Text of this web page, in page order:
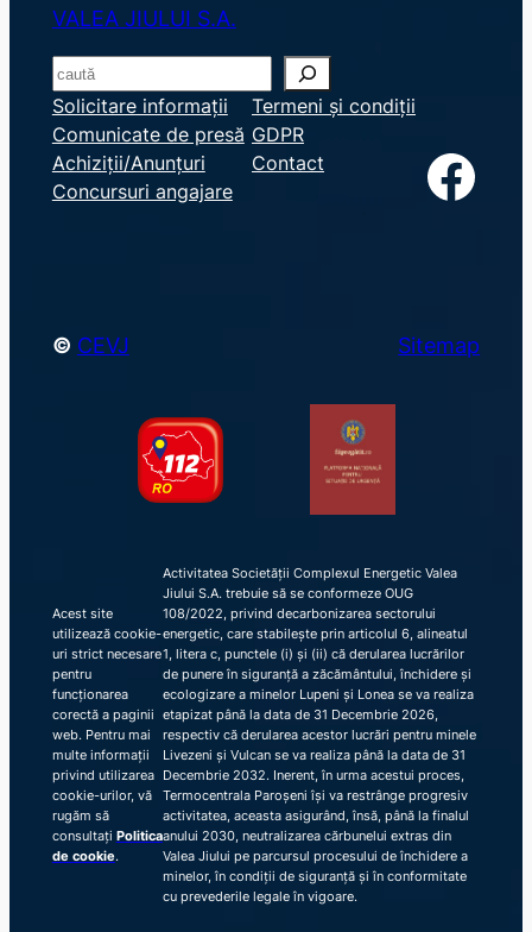
VALEA JIULUI S.A.
S
e
a
r
c
Solicitare informații
Comunicate de presă
Achiziții/Anunțuri
Concursuri angajare
Termeni și condiții
GDPR
Contact
Facebook
© CEVJ Sitemap
Acest site
utilizează cookie-
uri strict necesare
pentru
funcționarea
corectă a paginii
web. Pentru mai
multe informații
privind utilizarea
cookie-urilor, vă
rugăm să
consultați Politica
de cookie.
Activitatea Societății Complexul Energetic Valea
Jiului S.A. trebuie să se conformeze OUG
108/2022, privind decarbonizarea sectorului
energetic, care stabilește prin articolul 6, alineatul
1, litera c, punctele (i) și (ii) că derularea lucrărilor
de punere în siguranță a zăcământului, închidere și
ecologizare a minelor Lupeni și Lonea se va realiza
etapizat până la data de 31 Decembrie 2026,
respectiv că derularea acestor lucrări pentru minele
Livezeni și Vulcan se va realiza până la data de 31
Decembrie 2032. Inerent, în urma acestui proces,
Termocentrala Paroșeni își va restrânge progresiv
activitatea, aceasta asigurând, însă, până la finalul
anului 2030, neutralizarea cărbunelui extras din
Valea Jiului pe parcursul procesului de închidere a
minelor, în condiții de siguranță și în conformitate
cu prevederile legale în vigoare.